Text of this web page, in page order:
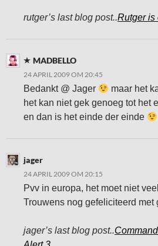
rutger’s last blog post..Rutger is
MADBELLO
24 APRIL 2009 OM 20:45
Bedankt @ Jager
maar het
het kan niet gek genoeg tot het
en dan is het einde der einde
jager
24 APRIL 2009 OM 20:15
Pvv in europa, het moet niet
Trouwens nog gefeliciteerd met
jager’s last blog post..